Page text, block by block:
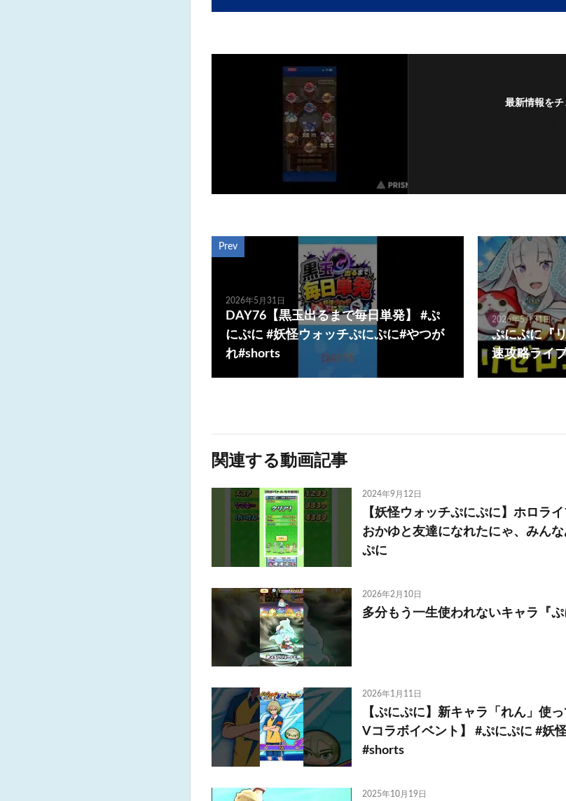
最新情報をチ
Prev
2026年5月31日
DAY76【黒玉出るまで毎日単発】 #ぷ
にぷに #妖怪ウォッチぷにぷに#やつが
れ#shorts
2026年5月31日
ぷにぷに『
速攻略ライ
関連する動画記事
2024年9月12日
【妖怪ウォッチぷにぷに】ホロラ
おかゆと友達になれたにゃ、みん
ぷに
2026年2月10日
多分もう一生使われないキャラ『ぷ
2026年1月11日
【ぷにぷに】新キャラ「れん」使
Vコラボイベント】 #ぷにぷに #妖
#shorts
2025年10月19日